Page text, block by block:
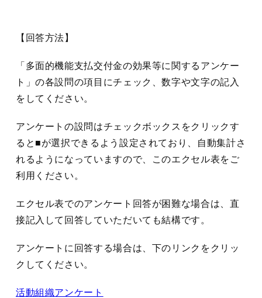
【回答方法】
「多面的機能支払交付金の効果等に関するアンケー
ト」の各設問の項目にチェック、数字や文字の記入
をしてください。
アンケートの設問はチェックボックスをクリックす
ると■が選択できるよう設定されており、自動集計さ
れるようになっていますので、このエクセル表をご
利用ください。
エクセル表でのアンケート回答が困難な場合は、直
接記入して回答していただいても結構です。
アンケートに回答する場合は、下のリンクをクリッ
クしてください。
活動組織アンケート